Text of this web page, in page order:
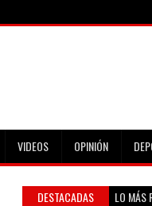
VIDEOS OPINIÓN
DESTACADAS LO MÁS